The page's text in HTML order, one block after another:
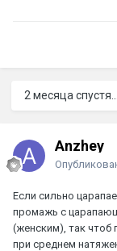
2 месяца спустя...
Anzhey
Если сильно
промажь с
(женским), так чтоб
при среднем